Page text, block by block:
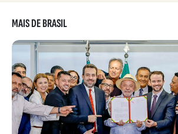
MAIS DE BRASIL